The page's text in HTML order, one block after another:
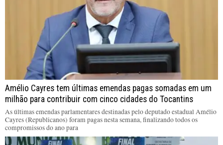
Amélio Cayres tem últimas emendas pagas somadas em um
milhão para contribuir com cinco cidades do Tocantins
As últimas emendas parlamentares destinadas pelo deputado estadual Amélio
Cayres (Republicanos) foram pagas nesta semana, finalizando todos os
compromissos do ano para